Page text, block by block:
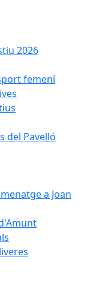
2026
femení
del Pavelló
a Joan